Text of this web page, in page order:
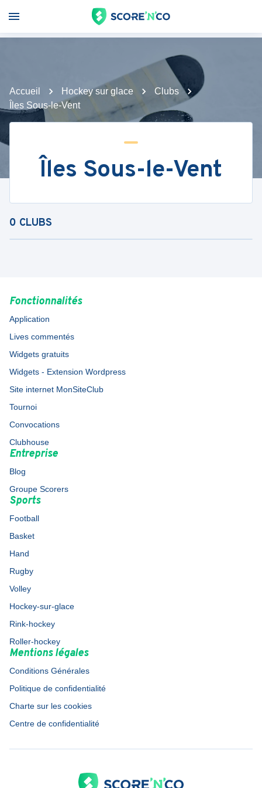
Accueil Hockey sur glace
Clubs
Îles Sous-le-Vent
Îles Sous-le-Vent
0 CLUBS
Fonctionnalités
Application
Lives commentés
Widgets gratuits
Widgets - Extension Wordpress
Site internet MonSiteClub
Tournoi
Convocations
Clubhouse
Entreprise
Blog
Groupe Scorers
Sports
Football
Basket
Hand
Rugby
Volley
Hockey-sur-glace
Rink-hockey
Roller-hockey
Mentions légales
Conditions Générales
Politique de confidentialité
Charte sur les cookies
Centre de confidentialité